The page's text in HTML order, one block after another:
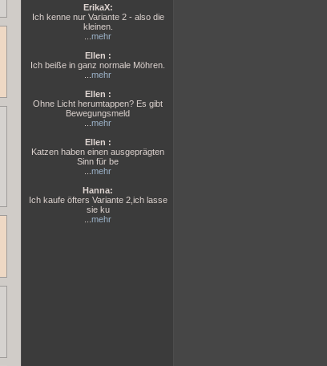
ErikaX:
Ich kenne nur Variante 2 - also die
kleinen.
mehr
Ellen :
Ich beiße in ganz normale Möhren.
mehr
Ellen :
Ohne Licht herumtappen? Es gibt
Bewegungsmeld
mehr
Ellen :
Katzen haben einen ausgeprägten
Sinn für be
mehr
Hanna:
Ich kaufe öfters Variante 2,ich lasse
sie ku
mehr